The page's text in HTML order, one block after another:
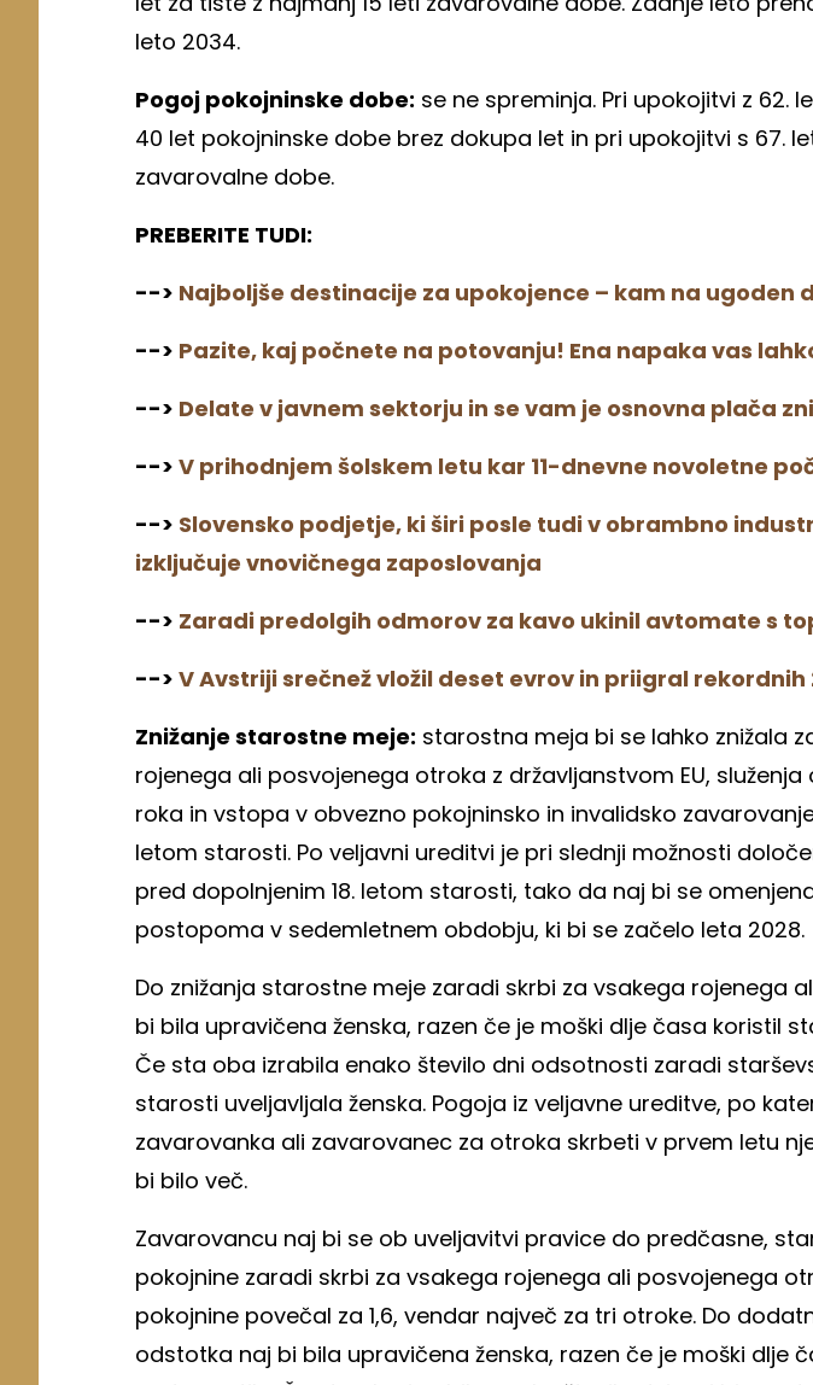
leto 2034.
Pogoj pokojninske dobe: se ne spreminja. Pri upokojitvi z 62.
40 let pokojninske dobe brez dokupa let in pri upokojitvi s 67.
zavarovalne dobe.
PREBERITE TUDI:
--> Najboljše destinacije za upokojence – kam na ugoden
--> Pazite, kaj počnete na potovanju! Ena napaka vas
--> Delate v javnem sektorju in se vam je osnovna plača
--> V prihodnjem šolskem letu kar 11-dnevne novoletne
--> Slovensko podjetje, ki širi posle tudi v obrambno
izključuje vnovičnega zaposlovanja
--> Zaradi predolgih odmorov za kavo ukinil avtomate s
--> V Avstriji srečnež vložil deset evrov in priigral
Znižanje starostne meje: starostna meja bi se lahko znižala
rojenega ali posvojenega otroka z državljanstvom EU,
roka in vstopa v obvezno pokojninsko in invalidsko
letom starosti. Po veljavni ureditvi je pri slednji možnosti
pred dopolnjenim 18. letom starosti, tako da naj bi se
postopoma v sedemletnem obdobju, ki bi se začelo leta 2028.
Do znižanja starostne meje zaradi skrbi za vsakega rojenega
bi bila upravičena ženska, razen če je moški dlje časa koristil
Če sta oba izrabila enako število dni odsotnosti zaradi
starosti uveljavljala ženska. Pogoja iz veljavne ureditve, po
zavarovanka ali zavarovanec za otroka skrbeti v prvem letu
bi bilo več.
Zavarovancu naj bi se ob uveljavitvi pravice do predčasne,
pokojnine zaradi skrbi za vsakega rojenega ali posvojenega
pokojnine povečal za 1,6, vendar največ za tri otroke. Do
odstotka naj bi bila upravičena ženska, razen če je moški dlje